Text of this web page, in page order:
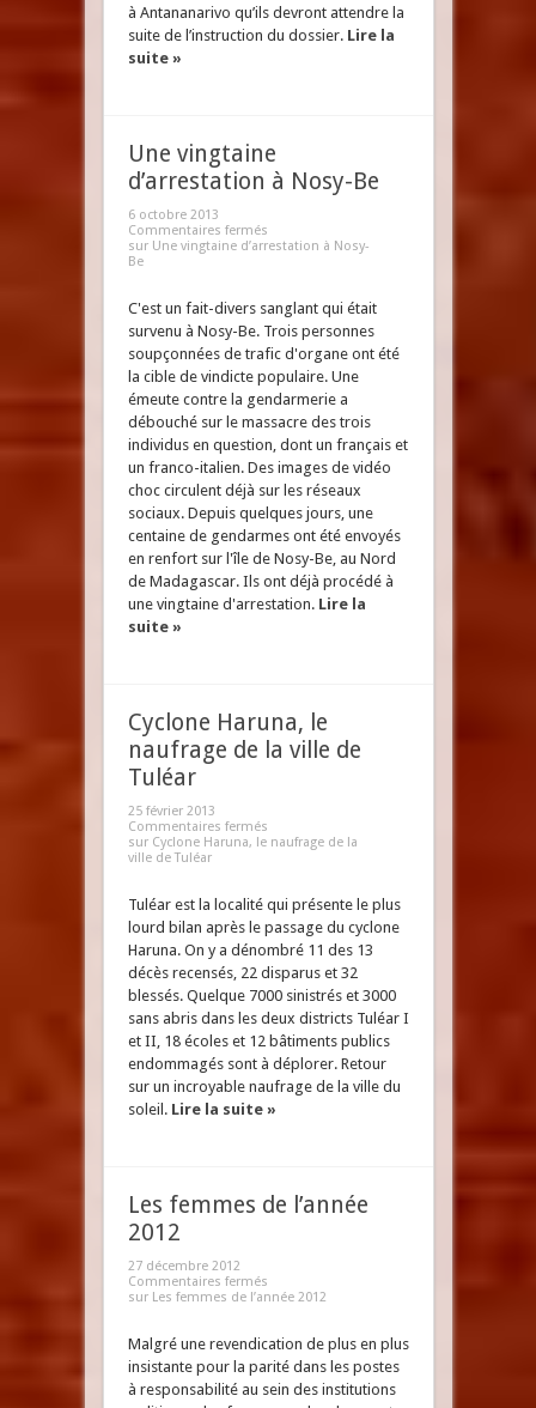
à Antananarivo qu’ils devront attendre la
suite de l’instruction du dossier. Lire la
suite »
Une vingtaine
d’arrestation à Nosy-Be
6 octobre 2013
Commentaires fermés
sur Une vingtaine d’arrestation à Nosy-
Be
C'est un fait-divers sanglant qui était
survenu à Nosy-Be. Trois personnes
soupçonnées de trafic d'organe ont été
la cible de vindicte populaire. Une
émeute contre la gendarmerie a
débouché sur le massacre des trois
individus en question, dont un français et
un franco-italien. Des images de vidéo
choc circulent déjà sur les réseaux
sociaux. Depuis quelques jours, une
centaine de gendarmes ont été envoyés
en renfort sur l'île de Nosy-Be, au Nord
de Madagascar. Ils ont déjà procédé à
une vingtaine d'arrestation. Lire la
suite »
Cyclone Haruna, le
naufrage de la ville de
Tuléar
25 février 2013
Commentaires fermés
sur Cyclone Haruna, le naufrage de la
ville de Tuléar
Tuléar est la localité qui présente le plus
lourd bilan après le passage du cyclone
Haruna. On y a dénombré 11 des 13
décès recensés, 22 disparus et 32
blessés. Quelque 7000 sinistrés et 3000
sans abris dans les deux districts Tuléar I
et II, 18 écoles et 12 bâtiments publics
endommagés sont à déplorer. Retour
sur un incroyable naufrage de la ville du
soleil. Lire la suite »
Les femmes de l’année
2012
27 décembre 2012
Commentaires fermés
sur Les femmes de l’année 2012
Malgré une revendication de plus en plus
insistante pour la parité dans les postes
à responsabilité au sein des institutions